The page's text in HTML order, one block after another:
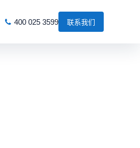
400 025 3599 联系我们